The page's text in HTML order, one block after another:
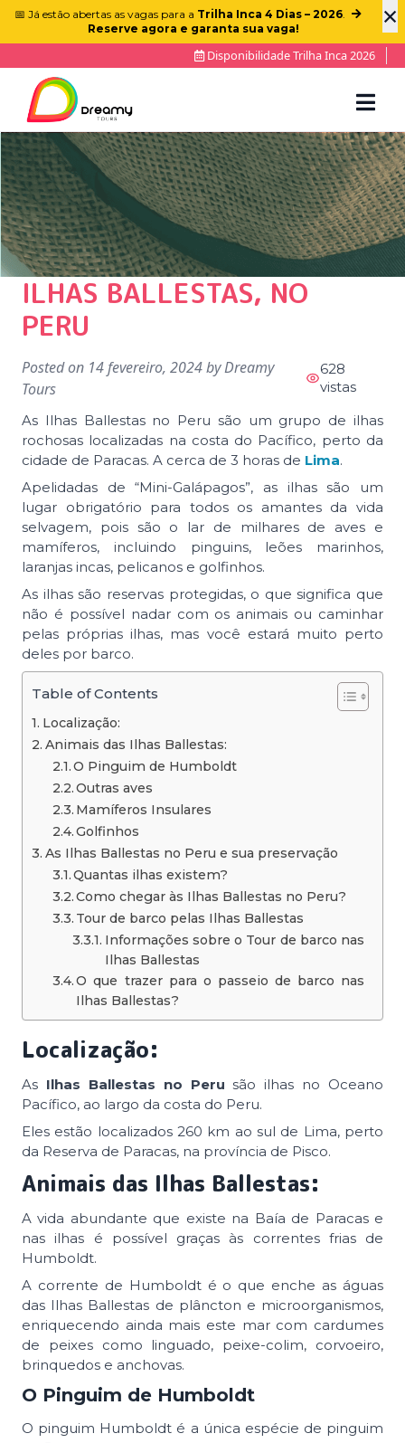
×
📅 Já estão abertas as vagas para a Trilha Inca 4 Dias – 2026.
Reserve agora e garanta sua vaga!
Disponibilidade Trilha Inca 2026
ILHAS BALLESTAS, NO
PERU
Posted on 14 fevereiro, 2024byDreamy
Tours
628
vistas
As Ilhas Ballestas no Peru são um grupo de ilhas
rochosas localizadas na costa do Pacífico, perto da
cidade de Paracas. A cerca de 3 horas de Lima.
Apelidadas de “Mini-Galápagos”, as ilhas são um
lugar obrigatório para todos os amantes da vida
selvagem, pois são o lar de milhares de aves e
mamíferos, incluindo pinguins, leões marinhos,
laranjas incas, pelicanos e golfinhos.
As ilhas são reservas protegidas, o que significa que
não é possível nadar com os animais ou caminhar
pelas próprias ilhas, mas você estará muito perto
deles por barco.
Table of Contents
Localização:
Animais das Ilhas Ballestas:
O Pinguim de Humboldt
Outras aves
Mamíferos Insulares
Golfinhos
As Ilhas Ballestas no Peru e sua preservação
Quantas ilhas existem?
Como chegar às Ilhas Ballestas no Peru?
Tour de barco pelas Ilhas Ballestas
Informações sobre o Tour de barco nas
Ilhas Ballestas
O que trazer para o passeio de barco nas
Ilhas Ballestas?
Localização:
As Ilhas Ballestas no Peru são ilhas no Oceano
Pacífico, ao largo da costa do Peru.
Eles estão localizados 260 km ao sul de Lima, perto
da Reserva de Paracas, na província de Pisco.
Animais das Ilhas Ballestas:
A vida abundante que existe na Baía de Paracas e
nas ilhas é possível graças às correntes frias de
Humboldt.
A corrente de Humboldt é o que enche as águas
das Ilhas Ballestas de plâncton e microorganismos,
enriquecendo ainda mais este mar com cardumes
de peixes como linguado, peixe-colim, corvoeiro,
brinquedos e anchovas.
O Pinguim de Humboldt
O pinguim Humboldt é a única espécie de pinguim